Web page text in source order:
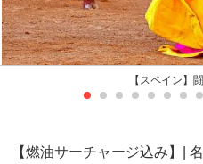
【スペイン】
【燃油サーチャージ込み】|